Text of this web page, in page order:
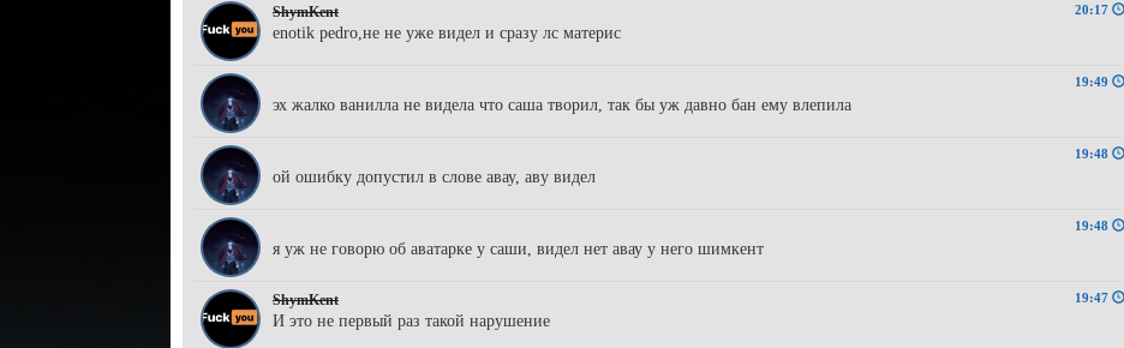
ShymKent 20:17
enotik pedro,не не уже видел и сразу лс материс
19:49
эх жалко ванилла не видела что саша творил, так бы уж давно бан ему влепила
19:48
ой ошибку допустил в слове авау, аву видел
19:48
я уж не говорю об аватарке у саши, видел нет авау у него шимкент
ShymKent 19:47
И это не первый раз такой нарушение